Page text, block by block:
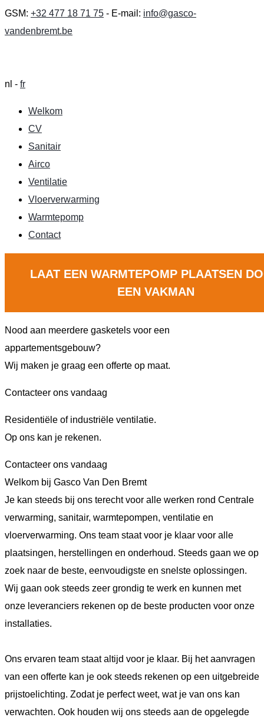
GSM: +32 477 18 71 75 - E-mail: info@gasco-
vandenbremt.be
nl - fr
Welkom
CV
Sanitair
Airco
Ventilatie
Vloerverwarming
Warmtepomp
Contact
LAAT EEN WARMTEPOMP PLAATSEN
EEN VAKMAN
Nood aan meerdere gasketels voor een
appartementsgebouw?
Wij maken je graag een offerte op maat.
Contacteer ons vandaag
Residentiële of industriële ventilatie.
Op ons kan je rekenen.
Contacteer ons vandaag
Welkom bij Gasco Van Den Bremt
Je kan steeds bij ons terecht voor alle werken rond Centrale
verwarming, sanitair, warmtepompen, ventilatie en
vloerverwarming. Ons team staat voor je klaar voor alle
plaatsingen, herstellingen en onderhoud. Steeds gaan we op
zoek naar de beste, eenvoudigste en snelste oplossingen.
Wij gaan ook steeds zeer grondig te werk en kunnen met
onze leveranciers rekenen op de beste producten voor onze
installaties.
Ons ervaren team staat altijd voor je klaar. Bij het aanvragen
van een offerte kan je ook steeds rekenen op een uitgebreide
prijstoelichting. Zodat je perfect weet, wat je van ons kan
verwachten. Ook houden wij ons steeds aan de opgelegde